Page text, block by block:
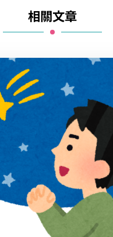
相關文章